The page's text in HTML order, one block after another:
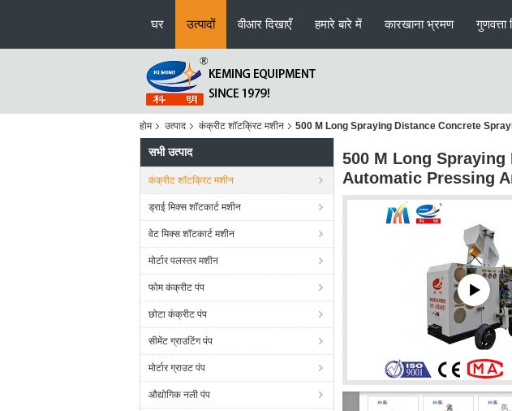
घर उत्पादों वीआर दिखाएँ हमारे बारे में कारखाना भ्रमण
होम उत्पाद कंक्रीट शॉटक्रिट मशीन 500 M Long Spraying Distance Concrete
सभी उत्पाद
कंक्रीट शॉटक्रिट मशीन
ड्राई मिक्स शॉटकार्ट मशीन
वेट मिक्स शॉटकार्ट मशीन
मोर्टार पलस्तर मशीन
फोम कंक्रीट पंप
छोटा कंक्रीट पंप
सीमेंट ग्राउटिंग पंप
मोर्टार ग्राउट पंप
औद्योगिक नली पंप
500 M Long
Automatic Pressing